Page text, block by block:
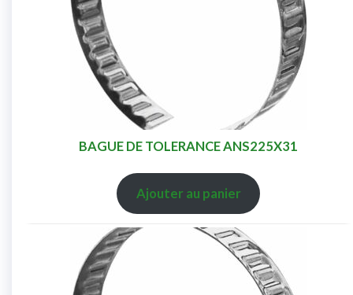
BAGUE DE TOLERANCE ANS225X31
Ajouter au panier